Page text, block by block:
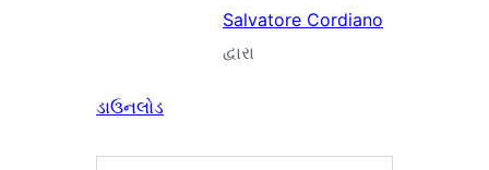
Salvatore Cordiano
દ્વારા
ડાઉનલોડ